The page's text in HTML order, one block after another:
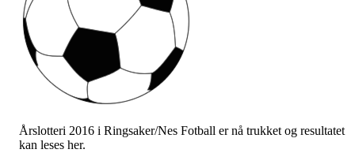
Årslotteri 2016 i Ringsaker/Nes Fotball er nå trukket og resultatet
kan leses her.